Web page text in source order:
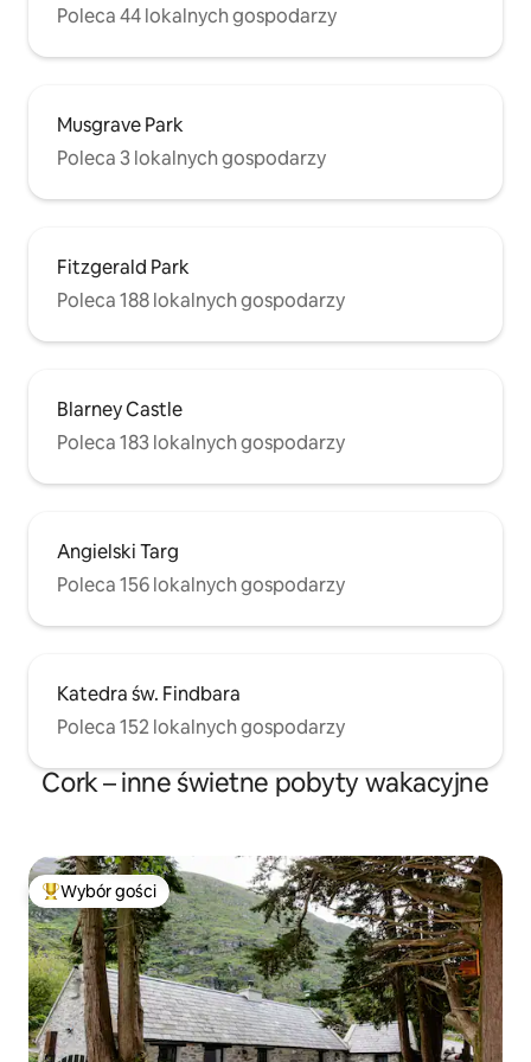
Poleca 44 lokalnych gospodarzy
Musgrave Park
Poleca 3 lokalnych gospodarzy
Fitzgerald Park
Poleca 188 lokalnych gospodarzy
Blarney Castle
Poleca 183 lokalnych gospodarzy
Angielski Targ
Poleca 156 lokalnych gospodarzy
Katedra św. Findbara
Poleca 152 lokalnych gospodarzy
Cork – inne świetne pobyty wakacyjne
Najpopularniejsze z kategorii Wybór gości
Wybór gości